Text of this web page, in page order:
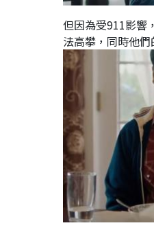
但因為受911影響
法高攀，同時他